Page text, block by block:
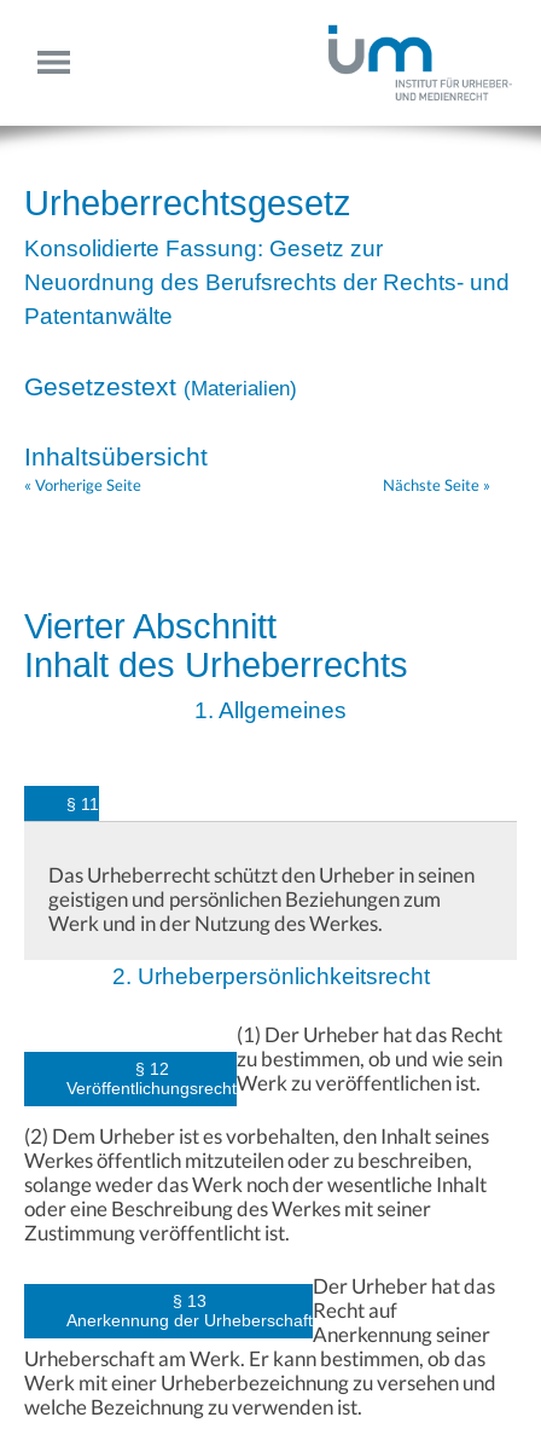
Urheberrechtsgesetz
Konsolidierte Fassung: Gesetz zur
Neuordnung des Berufsrechts der Rechts- und
Patentanwälte
Gesetzestext (Materialien)
Inhaltsübersicht
« Vorherige Seite Nächste Seite »
Vierter Abschnitt
Inhalt des Urheberrechts
1. Allgemeines
§ 11
Das Urheberrecht schützt den Urheber in seinen
geistigen und persönlichen Beziehungen zum
Werk und in der Nutzung des Werkes.
2. Urheberpersönlichkeitsrecht
§ 12
Veröffentlichungsrecht
(1) Der Urheber hat das Recht
zu bestimmen, ob und wie sein
Werk zu veröffentlichen ist.
(2) Dem Urheber ist es vorbehalten, den Inhalt seines
Werkes öffentlich mitzuteilen oder zu beschreiben,
solange weder das Werk noch der wesentliche Inhalt
oder eine Beschreibung des Werkes mit seiner
Zustimmung veröffentlicht ist.
§ 13
Anerkennung der Urheberschaft
Der Urheber hat das
Recht auf
Anerkennung seiner
Urheberschaft am Werk. Er kann bestimmen, ob das
Werk mit einer Urheberbezeichnung zu versehen und
welche Bezeichnung zu verwenden ist.